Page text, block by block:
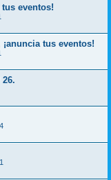
eventos!
tus eventos!